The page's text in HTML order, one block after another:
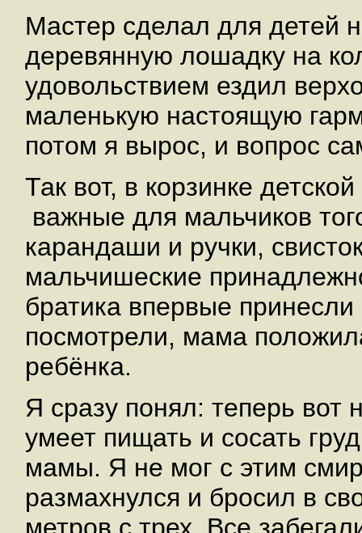
Мастер сделал для детей
деревянную лошадку на
удовольствием ездил
маленькую настоящую
потом я вырос, и вопрос
Так вот, в корзинке
важные для мальчиков
карандаши и ручки,
мальчишеские
братика впервые
посмотрели, мама
ребёнка.
Я сразу понял: теперь вот
умеет пищать и сосать
мамы. Я не мог с этим
размахнулся и бросил в
метров с трех. Все